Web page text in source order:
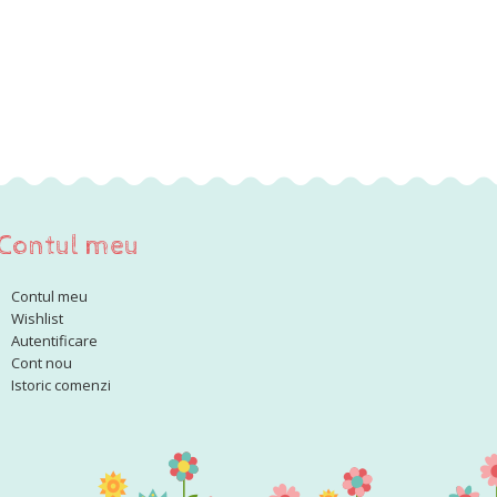
meu
Contul meu
Wishlist
Autentificare
Cont nou
Istoric comenzi